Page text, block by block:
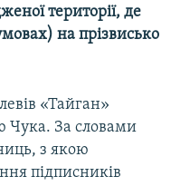
території, де
на прізвисько
«Тайган»
Чука. За словами
з якою
підписників